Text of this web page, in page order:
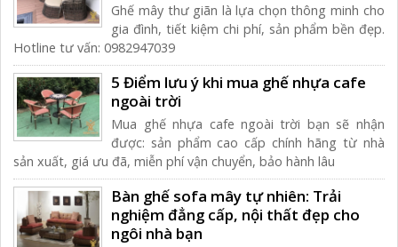
Ghế mây thư giãn là lựa chọn thông minh cho
gia đình, tiết kiệm chi phí, sản phẩm bền đẹp.
Hotline tư vấn: 0982947039
5 Điểm lưu ý khi mua ghế nhựa cafe
ngoài trời
Mua ghế nhựa cafe ngoài trời bạn sẽ nhận
được: sản phẩm cao cấp chính hãng từ nhà
sản xuất, giá ưu đã, miễn phí vận chuyển, bảo hành lâu
Bàn ghế sofa mây tự nhiên: Trải
nghiệm đẳng cấp, nội thất đẹp cho
ngôi nhà bạn